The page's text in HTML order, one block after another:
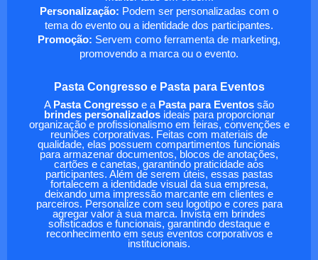
Personalização: Podem ser personalizadas com o
tema do evento ou a identidade dos participantes.
Promoção: Servem como ferramenta de marketing,
promovendo a marca ou o evento.
Pasta Congresso e Pasta para Eventos
A Pasta Congresso e a Pasta para Eventos são
brindes personalizadosideais para proporcionar
organização e profissionalismo em feiras, convenções e
reuniões corporativas. Feitas com materiais de
qualidade, elas possuem compartimentos funcionais
para armazenar documentos, blocos de anotações,
cartões e canetas, garantindo praticidade aos
participantes. Além de serem úteis, essas pastas
fortalecem a identidade visual da sua empresa,
deixando uma impressão marcante em clientes e
parceiros. Personalize com seu logotipo e cores para
agregar valor à sua marca. Invista em brindes
sofisticados e funcionais, garantindo destaque e
reconhecimento em seus eventos corporativos e
institucionais.